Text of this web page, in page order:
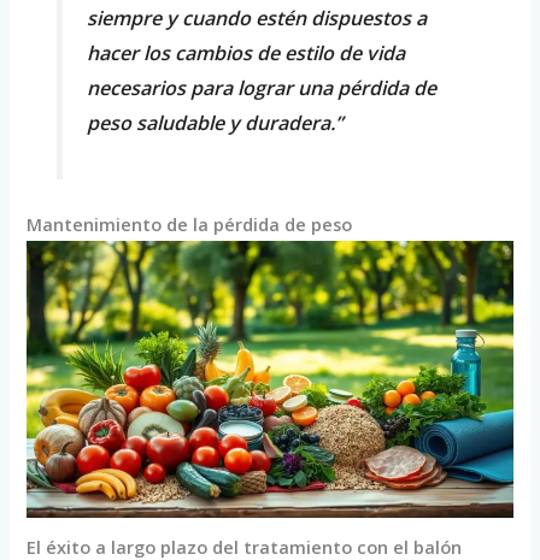
siempre y cuando estén dispuestos a
hacer los cambios de estilo de vida
necesarios para lograr una pérdida de
peso saludable y duradera.”
Mantenimiento de la pérdida de peso
El éxito a largo plazo del tratamiento con el balón